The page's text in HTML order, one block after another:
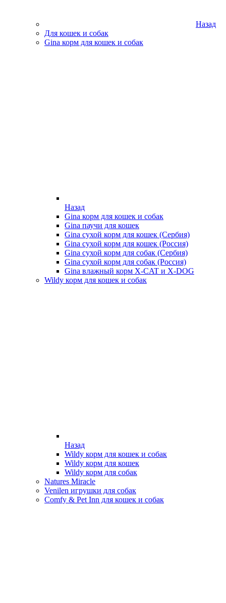
Назад
Для кошек и собак
Gina корм для кошек и собак
Назад
Gina корм для кошек и собак
Gina паучи для кошек
Gina сухой корм для кошек (Сербия)
Gina сухой корм для кошек (Россия)
Gina сухой корм для собак (Сербия)
Gina сухой корм для собак (Россия)
Gina влажный корм X-CAT и X-DOG
Wildy корм для кошек и собак
Назад
Wildy корм для кошек и собак
Wildy корм для кошек
Wildy корм для собак
Natures Miracle
Venilen игрушки для собак
Comfy & Pet Inn для кошек и собак